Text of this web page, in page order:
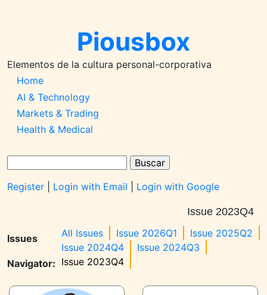
Piousbox
Elementos de la cultura personal-corporativa
Main
Navigation-
2026q1
Home
AI & Technology
Markets & Trading
Health & Medical
Register
Login with Email Login with Google
Issue 2023Q4
Issues
Navigator
All Issues Issue 2026Q1
Issue 2025Q2
Issue 2024Q4
Issue 2024Q3
Issue 2023Q4